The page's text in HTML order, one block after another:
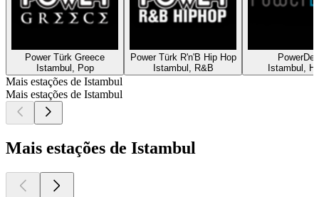
Power Türk Greece
Istambul, Pop
Power Türk R'n'B Hip Hop
Istambul, R&B
Istambul,
Mais estações de Istambul
Mais estações de Istambul
Mais estações de Istambul